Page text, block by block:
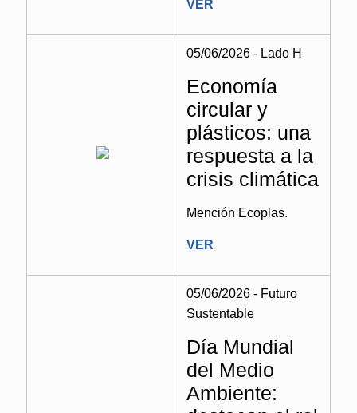
VER
05/06/2026 - Lado H
Economía
circular y
plásticos: una
respuesta a la
crisis climática
Mención Ecoplas.
VER
05/06/2026 - Futuro
Sustentable
Día Mundial
del Medio
Ambiente: